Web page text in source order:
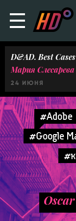
D&AD. Best Cases
Мария Слесарева
24 ИЮНЯ
#Adobe
#Google